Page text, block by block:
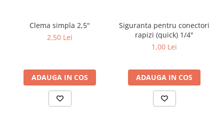
Clema simpla 2,5"
2,50 Lei
ADAUGA IN COS
Siguranta pentru conectori
rapizi (quick) 1/4"
1,00 Lei
ADAUGA IN COS